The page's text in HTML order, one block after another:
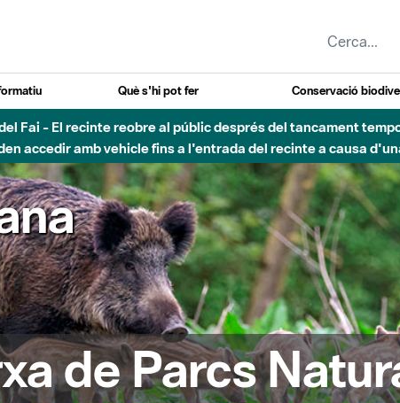
Què s'hi pot fer Conservació
Fai - El recinte reobre al públic després del tancament
accedir amb vehicle fins a l'entrada del recinte a causa
de Parcs